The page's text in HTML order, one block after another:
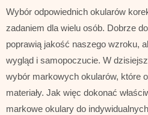
Wybór odpowiednich okularów
zadaniem dla wielu osób. Dobrze
poprawią jakość naszego wzroku,
wygląd i samopoczucie. W
wybór markowych okularów, które
materiały. Jak więc dokonać
markowe okulary do